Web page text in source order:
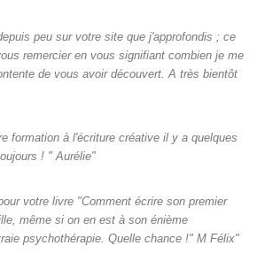
peu sur votre site que j'approfondis ; ce
remercier en vous signifiant combien je me
de vous avoir découvert. A très bientôt
formation à l'écriture créative il y a quelques
! " Aurélie"
votre livre "Comment écrire son premier
même si on en est à son énième
psychothérapie. Quelle chance !" M Félix"